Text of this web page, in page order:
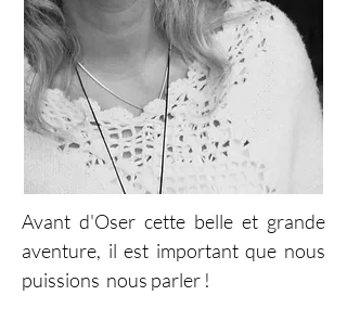
Avant d'Oser cette belle et grande
aventure, il est important que nous
puissions nous parler !